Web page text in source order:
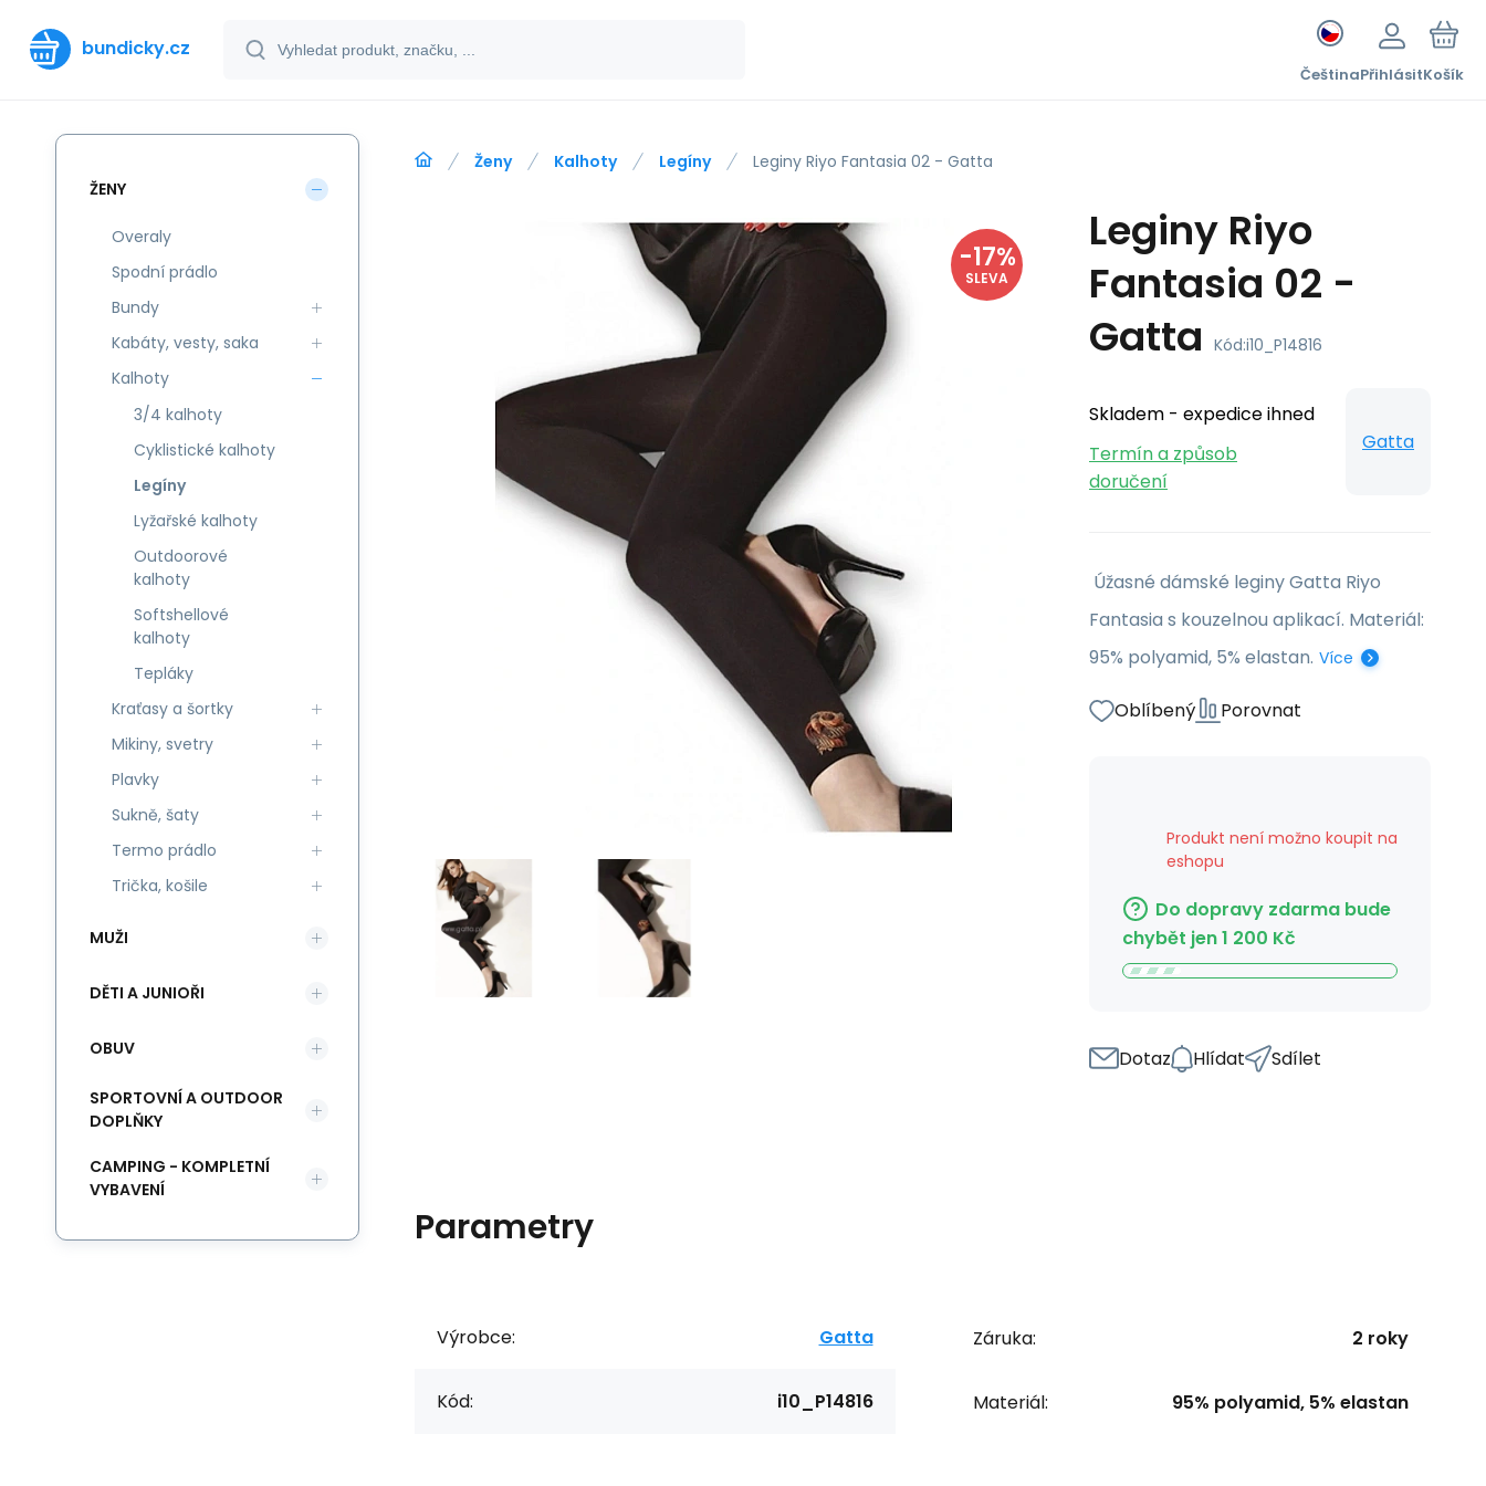
bundicky.cz
ČeštinaPřihlásitKošík
Ženy Kalhoty Legíny Leginy Riyo Fantasia 02 - Gatta
-17%
SLEVA
Leginy Riyo
Fantasia 02 -
Gatta Kód:i10_P14816
Skladem - expedice ihned
Termín a způsob
doručení
Gatta
Úžasné dámské leginy Gatta Riyo
Fantasia s kouzelnou aplikací. Materiál:
95% polyamid, 5% elastan. Více
Oblíbený Porovnat
Produkt není možno koupit na
eshopu
Do dopravy zdarma bude
chybět jen1 200 Kč
Dotaz Hlídat Sdílet
Parametry
Výrobce: Gatta
Kód: i10_P14816
Záruka: 2 roky
Materiál: 95% polyamid, 5% elastan
ŽENY
Overaly
Spodní prádlo
Bundy
Kabáty, vesty, saka
Kalhoty
3/4 kalhoty
Cyklistické kalhoty
Legíny
Lyžařské kalhoty
Outdoorové
kalhoty
Softshellové
kalhoty
Tepláky
Kraťasy a šortky
Mikiny, svetry
Plavky
Sukně, šaty
Termo prádlo
Trička, košile
MUŽI
DĚTI A JUNIOŘI
OBUV
SPORTOVNÍ A OUTDOOR
DOPLŇKY
CAMPING - KOMPLETNÍ
VYBAVENÍ